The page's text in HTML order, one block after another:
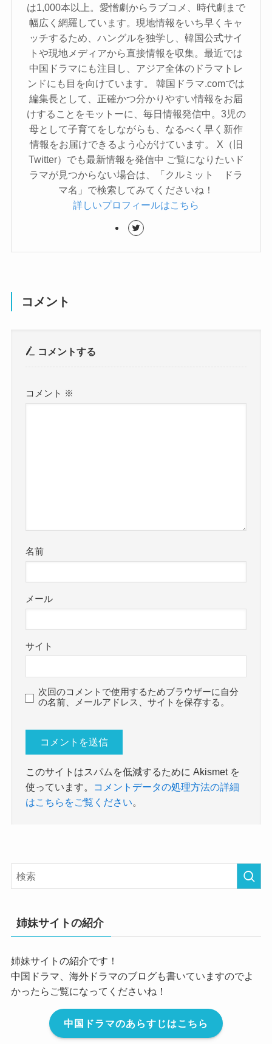
は1,000本以上。愛憎劇からラブコメ、時代劇まで
幅広く網羅しています。現地情報をいち早くキャ
ッチするため、ハングルを独学し、韓国公式サイ
トや現地メディアから直接情報を収集。最近では
中国ドラマにも注目し、アジア全体のドラマトレ
ンドにも目を向けています。 韓国ドラマ.comでは
編集長として、正確かつ分かりやすい情報をお届
けすることをモットーに、毎日情報発信中。3児の
母として子育てをしながらも、なるべく早く新作
情報をお届けできるよう心がけています。 X（旧
Twitter）でも最新情報を発信中 ご覧になりたいド
ラマが見つからない場合は、「クルミット ドラ
マ名」で検索してみてくださいね！
詳しいプロフィールはこちら
コメント
コメントする
コメント ※
名前
メール
サイト
次回のコメントで使用するためブラウザーに自分
の名前、メールアドレス、サイトを保存する。
このサイトはスパムを低減するために Akismet を
使っています。
コメントデータの処理方法の詳細
はこちらをご覧ください。
姉妹サイトの紹介
姉妹サイトの紹介です！
中国ドラマ、海外ドラマのブログも書いていますのでよ
かったらご覧になってくださいね！
中国ドラマのあらすじはこちら